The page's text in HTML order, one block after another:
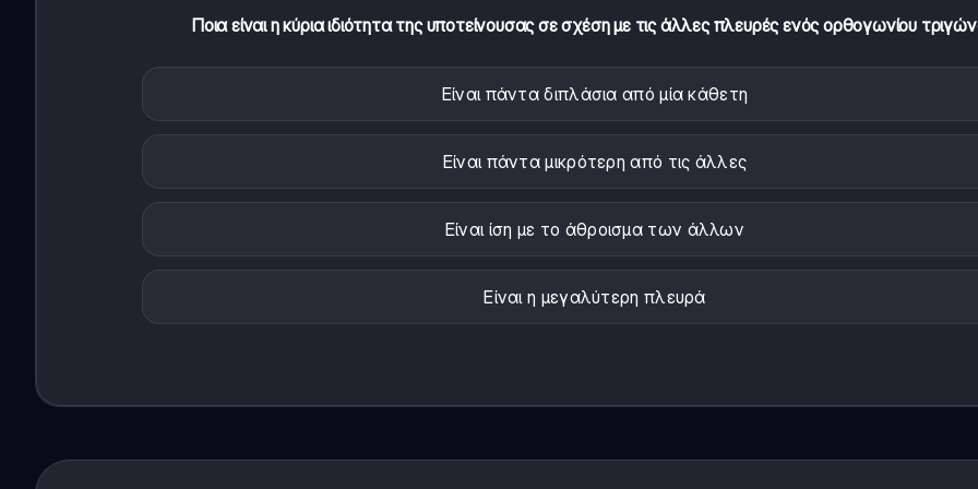
Ποια είναι η κύρια ιδιότητα της υποτείνουσας σε σχέση με τις άλλες πλευρές ενός ορθογωνίου
Είναι πάντα διπλάσια από μία κάθετη
Είναι πάντα μικρότερη από τις άλλες
Είναι ίση με το άθροισμα των άλλων
Είναι η μεγαλύτερη πλευρά